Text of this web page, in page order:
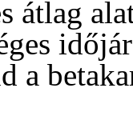
átlag
a